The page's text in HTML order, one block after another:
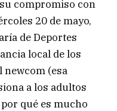
compromiso con
20 de mayo,
de Deportes
local de los
newcom (esa
a los adultos
qué es mucho